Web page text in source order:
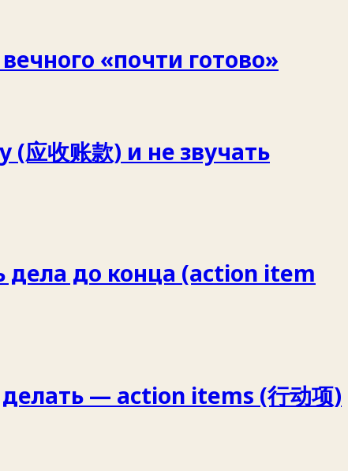
«почти готово»
应收账款) и не звучать
дела до конца (action item
— action items (行动项)